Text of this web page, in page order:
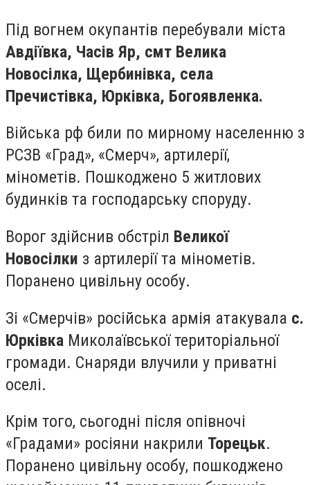
Під вогнем окупантів перебували міста
Авдіївка, Часів Яр, смт Велика
Новосілка, Щербинівка, села
Пречистівка, Юрківка, Богоявленка.
Війська рф били по мирному населенню з
РСЗВ «Град», «Смерч», артилерії,
мінометів. Пошкоджено 5 житлових
будинків та господарську споруду.
Ворог здійснив обстріл Великої
Новосілки з артилерії та мінометів.
Поранено цивільну особу.
Зі «Смерчів» російська армія атакувала с.
Юрківка Миколаївської територіальної
громади. Снаряди влучили у приватні
оселі.
Крім того, сьогодні після опівночі
«Градами» росіяни накрили Торецьк.
Поранено цивільну особу, пошкоджено